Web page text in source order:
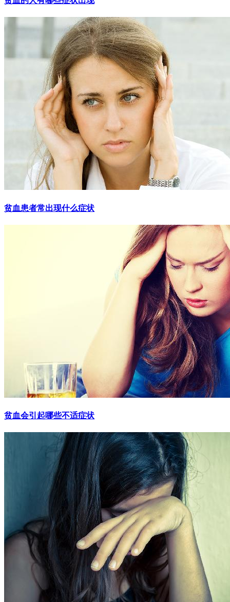
贫血患者常出现什么症状
贫血会引起哪些不适症状